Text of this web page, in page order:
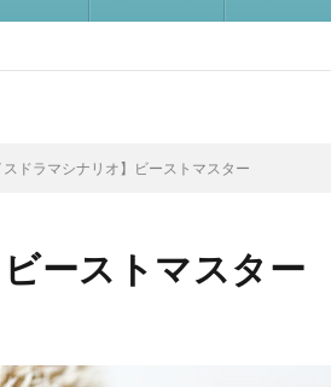
スドラマシナリオ】ビーストマスター
ーストマスター